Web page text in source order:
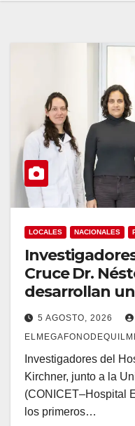
LOCALES NACIONALES
Cruce Dr.
desarrollan
sobre el
las demencias
5 AGOSTO, 2026
Investigadores del
Kirchner, junto a la
(CONICET–Hospital
los primeros…